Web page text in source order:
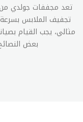
تعد مجففات جولدي من
تجفيف الملابس
مثالي، يجب القيام
بعض